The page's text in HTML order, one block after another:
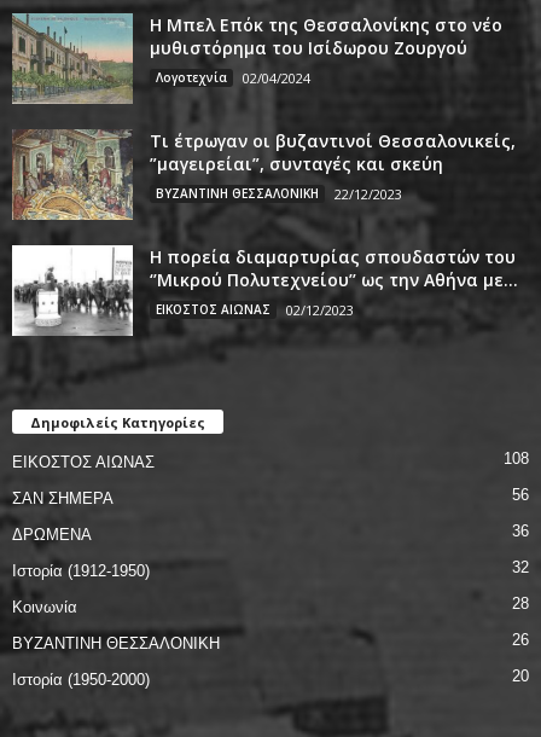
Η Μπελ Επόκ της Θεσσαλονίκης στο νέο
μυθιστόρημα του Ισίδωρου Ζουργού
Λογοτεχνία 02/04/2024
Τι έτρωγαν οι βυζαντινοί Θεσσαλονικείς,
”μαγειρείαι”, συνταγές και σκεύη
ΒΥΖΑΝΤΙΝΗ ΘΕΣΣΑΛΟΝΙΚΗ 22/12/2023
Η πορεία διαμαρτυρίας σπουδαστών του
‘’Μικρού Πολυτεχνείου’’ ως την Αθήνα με...
ΕΙΚΟΣΤΟΣ ΑΙΩΝΑΣ 02/12/2023
Δημοφιλείς Κατηγορίες
ΕΙΚΟΣΤΟΣ ΑΙΩΝΑΣ 108
ΣΑΝ ΣΗΜΕΡΑ 56
ΔΡΩΜΕΝΑ 36
Ιστορία (1912-1950) 32
Κοινωνία 28
ΒΥΖΑΝΤΙΝΗ ΘΕΣΣΑΛΟΝΙΚΗ 26
Ιστορία (1950-2000) 20